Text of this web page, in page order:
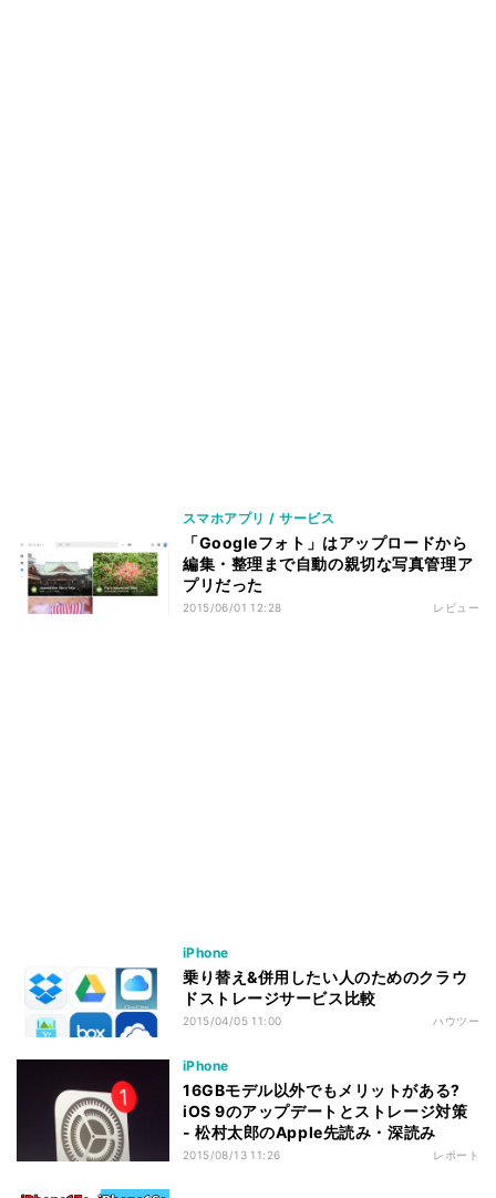
スマホアプリ / サービス
「Googleフォト」はアップロードから
編集・整理まで自動の親切な写真管理ア
プリだった
2015/06/01 12:28 レビュー
iPhone
乗り替え&併用したい人のためのクラウ
ドストレージサービス比較
2015/04/05 11:00 ハウツー
iPhone
16GBモデル以外でもメリットがある?
iOS 9のアップデートとストレージ対策
- 松村太郎のApple先読み・深読み
2015/08/13 11:26 レポート